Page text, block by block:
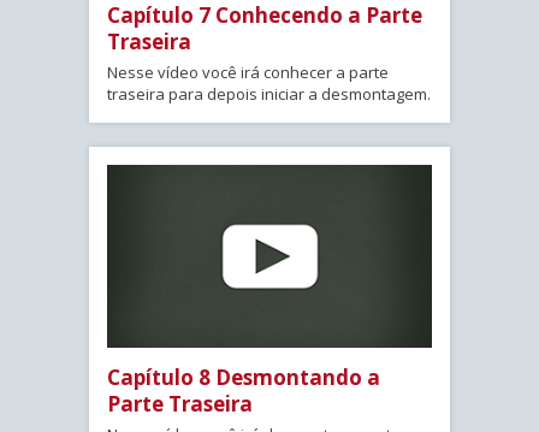
Capítulo 7 Conhecendo a Parte
Traseira
Nesse vídeo você irá conhecer a parte
traseira para depois iniciar a desmontagem.
Capítulo 8 Desmontando a
Parte Traseira